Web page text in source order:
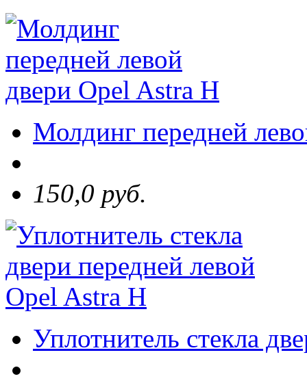
Молдинг передней
150,0 руб.
Уплотнитель стекла